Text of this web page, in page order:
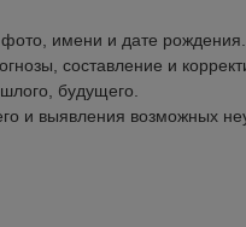
имени и дате рождения.
составление и
будущего.
и выявления возможных